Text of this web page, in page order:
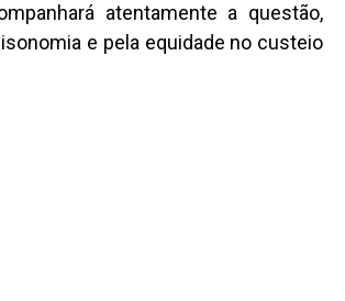
atentamente a questão,
e pela equidade no custeio